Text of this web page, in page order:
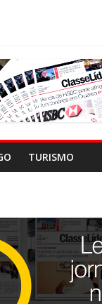
USAR ROTAS
TURISMO